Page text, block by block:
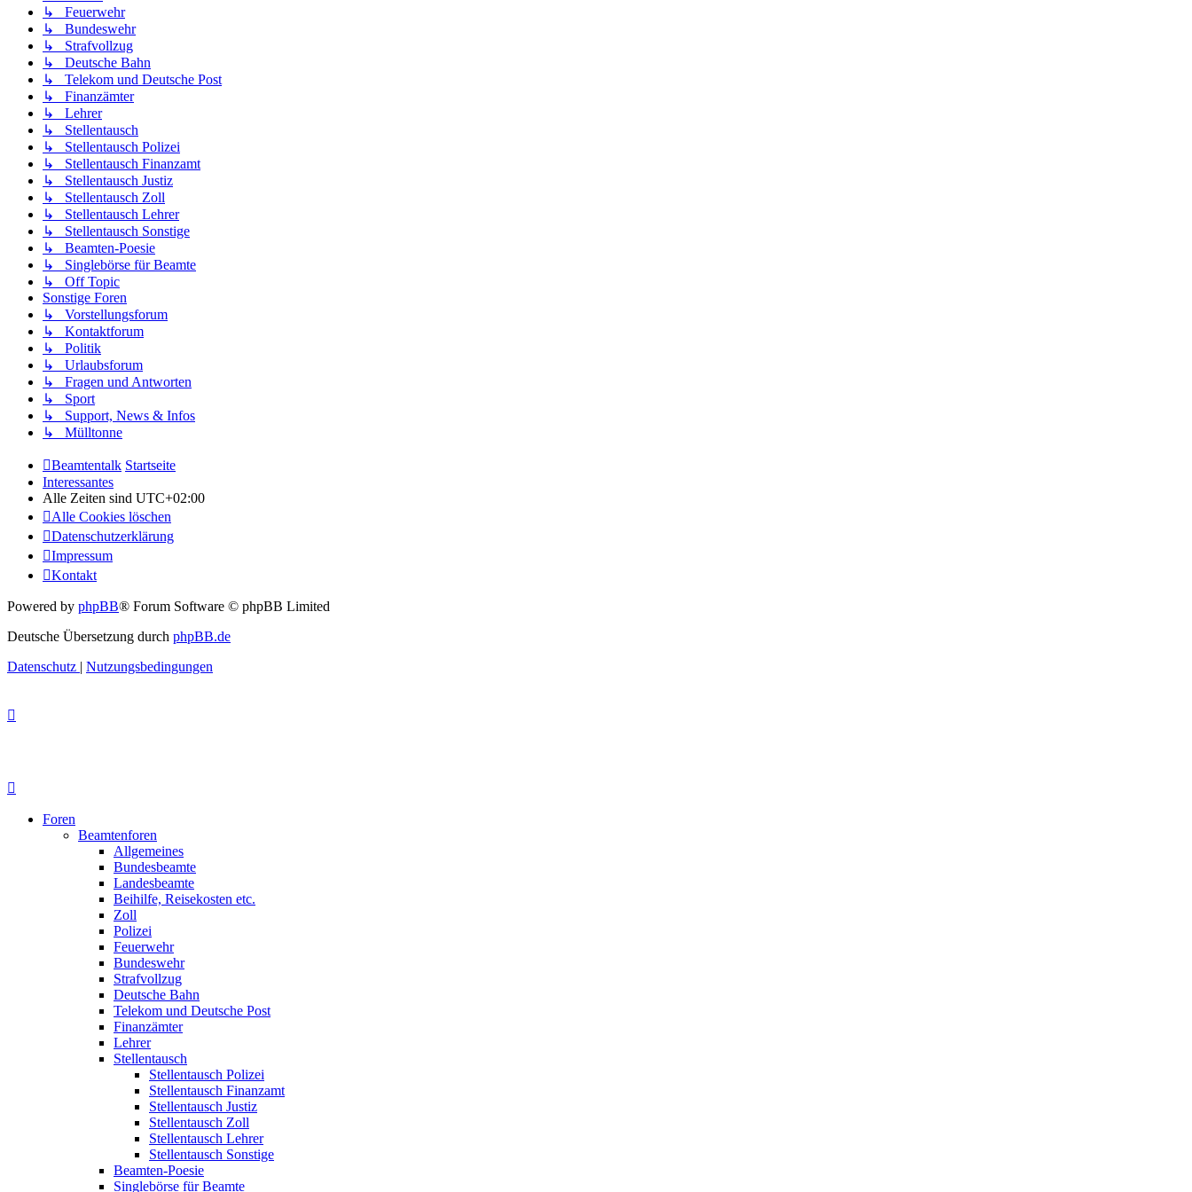
↳ Feuerwehr
↳ Bundeswehr
↳ Strafvollzug
↳ Deutsche Bahn
↳ Telekom und Deutsche Post
↳ Finanzämter
↳ Lehrer
↳ Stellentausch
↳ Stellentausch Polizei
↳ Stellentausch Finanzamt
↳ Stellentausch Justiz
↳ Stellentausch Zoll
↳ Stellentausch Lehrer
↳ Stellentausch Sonstige
↳ Beamten-Poesie
↳ Singlebörse für Beamte
↳ Off Topic
Sonstige Foren
↳ Vorstellungsforum
↳ Kontaktforum
↳ Politik
↳ Urlaubsforum
↳ Fragen und Antworten
↳ Sport
↳ Support, News & Infos
↳ Mülltonne
Beamtentalk Startseite
Interessantes
Alle Zeiten sind UTC+02:00
Alle Cookies löschen
Datenschutzerklärung
Impressum
Kontakt
Powered by phpBB® Forum Software © phpBB Limited
Deutsche Übersetzung durch phpBB.de
Datenschutz | Nutzungsbedingungen
Foren
Beamtenforen
Allgemeines
Bundesbeamte
Landesbeamte
Beihilfe, Reisekosten etc.
Zoll
Polizei
Feuerwehr
Bundeswehr
Strafvollzug
Deutsche Bahn
Telekom und Deutsche Post
Finanzämter
Lehrer
Stellentausch
Stellentausch Polizei
Stellentausch Finanzamt
Stellentausch Justiz
Stellentausch Zoll
Stellentausch Lehrer
Stellentausch Sonstige
Beamten-Poesie
Singlebörse für Beamte